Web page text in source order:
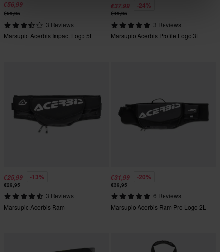
€56,99
€59,95
3 Reviews
Marsupio Acerbis Impact Logo 5L
€37,99 -24%
€49,95
3 Reviews
Marsupio Acerbis Profile Logo 3L
€25,99 -13%
€29,95
3 Reviews
Marsupio Acerbis Ram
€31,99 -20%
€39,95
6 Reviews
Marsupio Acerbis Ram Pro Logo 2L